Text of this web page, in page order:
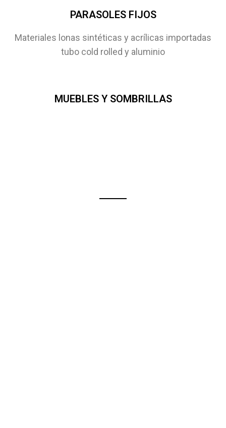
PARASOLES FIJOS
Materiales lonas sintéticas y acrílicas importadas
tubo cold rolled y aluminio
MUEBLES Y SOMBRILLAS